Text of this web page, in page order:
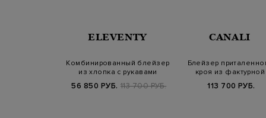
ELEVENTY
Комбинированный блейзер
из хлопка с рукавами
56 850 РУБ. 113 700 РУБ.
CANALI
Блейзер
кроя из фактурной
113 700 РУБ.